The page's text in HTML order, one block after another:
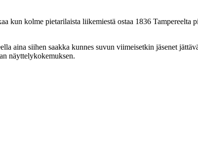
kun kolme pietarilaista liikemiestä ostaa 1836 Tampereelta
aina siihen saakka kunnes suvun viimeisetkin jäsenet
näyttelykokemuksen.